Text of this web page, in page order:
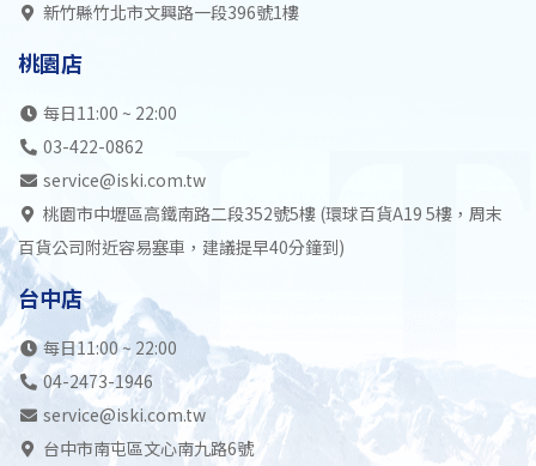
新竹縣竹北市文興路一段396號1樓
桃園店
每日11:00 ~ 22:00
03-422-0862
service@iski.com.tw
桃園市中壢區高鐵南路二段352號5樓 (環球百貨A19 5樓，周末
百貨公司附近容易塞車，建議提早40分鐘到)
台中店
每日11:00 ~ 22:00
04-2473-1946
service@iski.com.tw
台中市南屯區文心南九路6號